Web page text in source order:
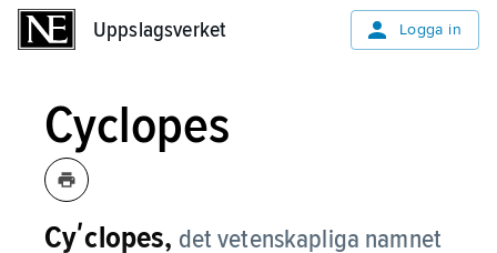
Uppslagsverket Logga in
Cyclopes
Cyʹclopes, det vetenskapliga namnet